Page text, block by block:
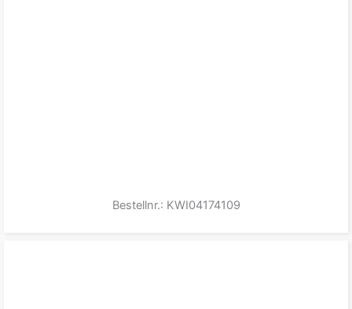
Bestellnr.: KWI04174109